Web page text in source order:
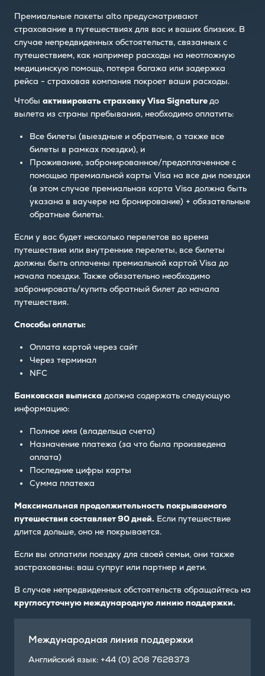
Премиальные пакеты alto предусматривают
страхование в путешествиях для вас и ваших близких. В
случае непредвиденных обстоятельств, связанных с
путешествием, как например расходы на неотложную
медицинскую помощь, потеря багажа или задержка
рейса - страховая компания покроет ваши расходы.
Чтобы активировать страховку Visa Signatureдо
вылета из страны пребывания, необходимо оплатить:
Все билеты (выездные и обратные, а также все
билеты в рамках поездки), и
Проживание, забронированное/предоплаченное с
помощью премиальной карты Visa на все дни поездки
(в этом случае премиальная карта Visa должна быть
указана в ваучере на бронирование) + обязательные
обратные билеты.
Если у вас будет несколько перелетов во время
путешествия или внутренние перелеты, все билеты
должны быть оплачены премиальной картой Visa до
начала поездки. Также обязательно необходимо
забронировать/купить обратный билет до начала
путешествия.
Способы оплаты:
Оплата картой через сайт
Через терминал
NFC
Банковская выписка должна содержать следующую
информацию:
Полное имя (владельца счета)
Назначение платежа (за что была произведена
оплата)
Последние цифры карты
Сумма платежа
Максимальная продолжительность покрываемого
путешествия составляет 90 дней. Если путешествие
длится дольше, оно не покрывается.
Если вы оплатили поездку для своей семьи, они также
застрахованы: ваш супруг или партнер и дети.
В случае непредвиденных обстоятельств обращайтесь на
круглосуточную международную линию поддержки.
Международная линия поддержки
Английский язык: +44 (0) 208 7628373